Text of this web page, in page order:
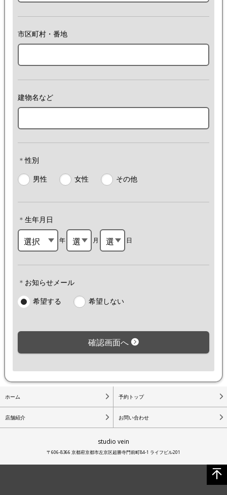
市区町村・番地
建物名など
＊性別
男性
女性 その他
＊ 生年月日
選択
して
下さ
い
年
選
択
し
て
下
さ
月
選
択
て
下
さ
日
＊ お知らせメール
希望する
希望しない
確認画面へ
ホーム 予約トップ
店舗紹介 お問い合わせ
studio vein
〒606-8366 京都府京都市左京区超勝寺門前町84-1 ライフビル201